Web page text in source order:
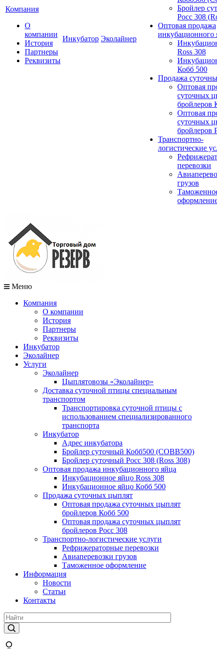
Компания
О
компании
История
Партнеры
Реквизиты
Инкубатор Эколайнер
Бройлер
Росс 308
Оптовая продажа
инкубационного
Ross 308
Кобб 500
Продажа
Оптовая
суточных
бройлеров
Оптовая
суточных
бройлеров
Транспортно-
логистические
перевозки
грузов
Меню
Компания
О компании
История
Партнеры
Реквизиты
Инкубатор
Эколайнер
Услуги
Эколайнер
Цыплятовозы «Эколайнер»
Доставка суточной птицы специальным
транспортом
Транспортировка суточной птицы с
использованием специализированного
транспорта
Инкубатор
Адрес инкубатора
Бройлер суточный Кобб500 (COBB500)
Бройлер суточный Росс 308 (Ross 308)
Оптовая продажа инкубационного яйца
Инкубационное яйцо Ross 308
Инкубационное яйцо Кобб 500
Продажа суточных цыплят
Оптовая продажа суточных цыплят
бройлеров Кобб 500
Оптовая продажа суточных цыплят
бройлеров Росс 308
Транспортно-логистические услуги
Рефрижераторные перевозки
Авиаперевозки грузов
Таможенное оформление
Информация
Новости
Статьи
Контакты